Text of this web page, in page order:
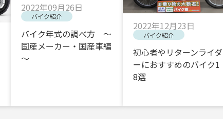
2022年09月26日
バイク紹介
バイク年式の調べ方 ～
国産メーカー・国産車編
～
2022年12月23日
バイク紹介
初心者やリターンライダ
ーにおすすめのバイク1
8選